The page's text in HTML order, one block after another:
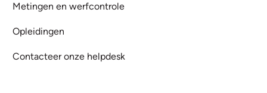
Metingen en werfcontrole
Opleidingen
Contacteer onze helpdesk